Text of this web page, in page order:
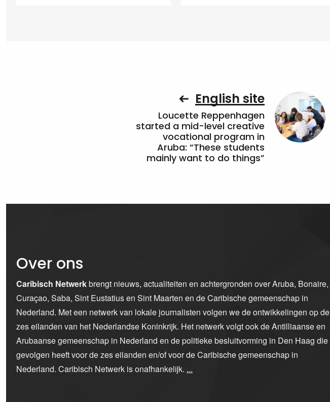
English site
Loucette Reppenhagen
started a mid-level creative
vocational program in
Aruba: “These students
mainly want to do things”
Over ons
Caribisch Netwerkbrengt nieuws, actualiteiten en achtergronden over Aruba, Bonaire,
Curaçao, Saba, Sint Eustatius en Sint Maarten en de Caribische gemeenschap in
Nederland. Met een netwerk van lokale journalisten volgen we de ontwikkelingen op de
zes eilanden van het Nederlandse Koninkrijk. Het netwerk volgt ook de Antilliaanse en
Arubaanse gemeenschap in Nederland en de politieke besluitvorming in Den Haag die
gevolgen heeft voor de zes eilanden en/of voor de Caribische gemeenschap in
Nederland. Caribisch Netwerk is onafhankelijk. ...